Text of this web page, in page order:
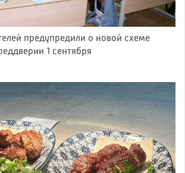
предупредили о новой схеме
1 сентября